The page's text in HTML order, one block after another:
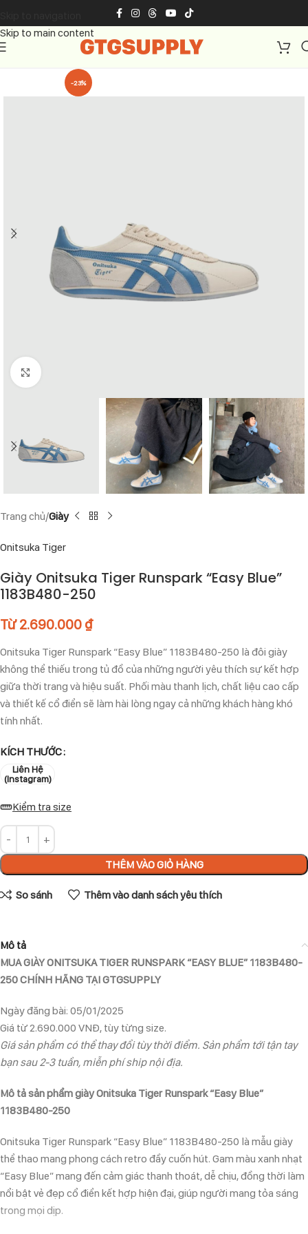
Skip to main content
-23%
Click to enlarge
Trang chủ Giày
Onitsuka Tiger
Giày Onitsuka Tiger Runspark “Easy Blue”
1183B480-250
Từ2.690.000 ₫
Onitsuka Tiger Runspark “Easy Blue” 1183B480-250 là đôi giày
không thể thiếu trong tủ đồ của những người yêu thích sự kết hợp
giữa thời trang và hiệu suất. Phối màu thanh lịch, chất liệu cao cấp
và thiết kế cổ điển sẽ làm hài lòng ngay cả những khách hàng khó
tính nhất.
KÍCH THƯỚC
Liên Hệ
(Instagram)
Kiểm tra size
THÊM VÀO GIỎ HÀNG
So sánh Thêm vào danh sách yêu thích
Mô tả
MUA GIÀY ONITSUKA TIGER RUNSPARK “EASY BLUE” 1183B480-
250 CHÍNH HÃNG TẠI GTGSUPPLY
Ngày đăng bài: 05/01/2025
Giá từ 2.690.000 VNĐ, tùy từng size.
Giá sản phẩm có thể thay đổi tùy thời điểm. Sản phẩm tới tận tay
bạn sau 2-3 tuần, miễn phí ship nội địa.
Mô tả sản phẩm giày Onitsuka Tiger Runspark “Easy Blue”
1183B480-250
Onitsuka Tiger Runspark “Easy Blue” 1183B480-250 là mẫu giày
thể thao mang phong cách retro đầy cuốn hút. Gam màu xanh nhạt
“Easy Blue” mang đến cảm giác thanh thoát, dễ chịu, đồng thời làm
nổi bật vẻ đẹp cổ điển kết hợp hiện đại, giúp người mang tỏa sáng
trong mọi dịp.